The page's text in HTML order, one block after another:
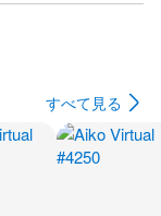
すべて見る